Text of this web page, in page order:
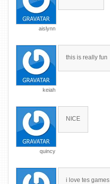
aislynn
keiah
this is really fun
quincy
NICE
i love tes games